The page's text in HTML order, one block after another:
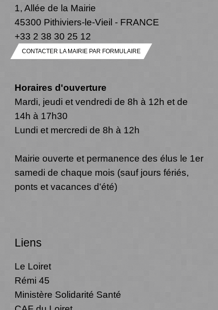
1, Allée de la Mairie
45300 Pithiviers-le-Vieil - FRANCE
+33 2 38 30 25 12
CONTACTER LA MAIRIE PAR FORMULAIRE
Horaires d'ouverture
Mardi, jeudi et vendredi de 8h à 12h et de
14h à 17h30
Lundi et mercredi de 8h à 12h
Mairie ouverte et permanence des élus le 1er
samedi de chaque mois (sauf jours fériés,
ponts et vacances d'été)
Liens
Le Loiret
Rémi 45
Ministère Solidarité Santé